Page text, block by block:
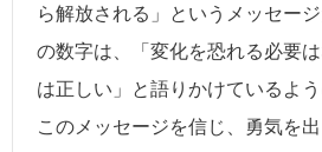
ら解放される」というメッセー
の数字は、「変化を恐れる必要
は正しい」と語りかけているよ
このメッセージを信じ、勇気を